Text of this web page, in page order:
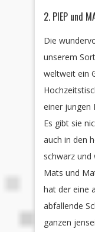
2. PIEP und
Die
unserem
weltweit ein
einer jungen
Es gibt sie
auch in den
schwarz und
Mats und
hat der eine
abfallende
ganzen